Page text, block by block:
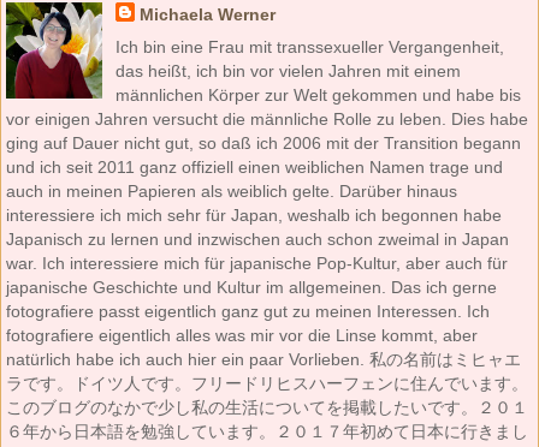
Michaela Werner
Ich bin eine Frau mit transsexueller Vergangenheit,
das heißt, ich bin vor vielen Jahren mit einem
männlichen Körper zur Welt gekommen und habe bis
vor einigen Jahren versucht die männliche Rolle zu leben. Dies habe
ging auf Dauer nicht gut, so daß ich 2006 mit der Transition begann
und ich seit 2011 ganz offiziell einen weiblichen Namen trage und
auch in meinen Papieren als weiblich gelte. Darüber hinaus
interessiere ich mich sehr für Japan, weshalb ich begonnen habe
Japanisch zu lernen und inzwischen auch schon zweimal in Japan
war. Ich interessiere mich für japanische Pop-Kultur, aber auch für
japanische Geschichte und Kultur im allgemeinen. Das ich gerne
fotografiere passt eigentlich ganz gut zu meinen Interessen. Ich
fotografiere eigentlich alles was mir vor die Linse kommt, aber
natürlich habe ich auch hier ein paar Vorlieben. 私の名前はミヒャエ
ラです。ドイツ人です。フリードリヒスハーフェンに住んでいます。
このブログのなかで少し私の生活についてを掲載したいです。２０１
６年から日本語を勉強しています。２０１７年初めて日本に行きまし